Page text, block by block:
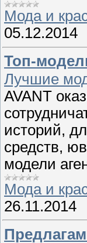
Мода и
05.12.2014
Топ-
Лучшие
AVANT
историй,
средств,
модели
Мода и
26.11.2014